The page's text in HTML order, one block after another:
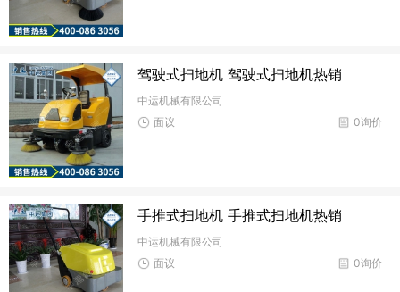
驾驶式扫地机 驾驶式扫地机热销
中运机械有限公司
0询价
面议
手推式扫地机 手推式扫地机热销
中运机械有限公司
0询价
面议